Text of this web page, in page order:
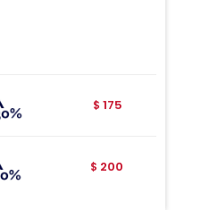
$ 175
$ 200